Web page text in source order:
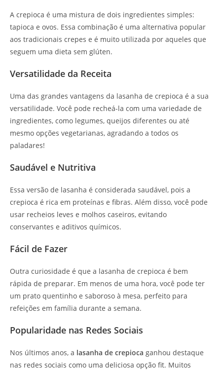
A crepioca é uma mistura de dois ingredientes simples:
tapioca e ovos. Essa combinação é uma alternativa popular
aos tradicionais crepes e é muito utilizada por aqueles que
seguem uma dieta sem glúten.
Versatilidade da Receita
Uma das grandes vantagens da lasanha de crepioca é a sua
versatilidade. Você pode recheá-la com uma variedade de
ingredientes, como legumes, queijos diferentes ou até
mesmo opções vegetarianas, agradando a todos os
paladares!
Saudável e Nutritiva
Essa versão de lasanha é considerada saudável, pois a
crepioca é rica em proteínas e fibras. Além disso, você pode
usar recheios leves e molhos caseiros, evitando
conservantes e aditivos químicos.
Fácil de Fazer
Outra curiosidade é que a lasanha de crepioca é bem
rápida de preparar. Em menos de uma hora, você pode ter
um prato quentinho e saboroso à mesa, perfeito para
refeições em família durante a semana.
Popularidade nas Redes Sociais
Nos últimos anos, a lasanha de crepioca ganhou destaque
nas redes sociais como uma deliciosa opção fit. Muitos